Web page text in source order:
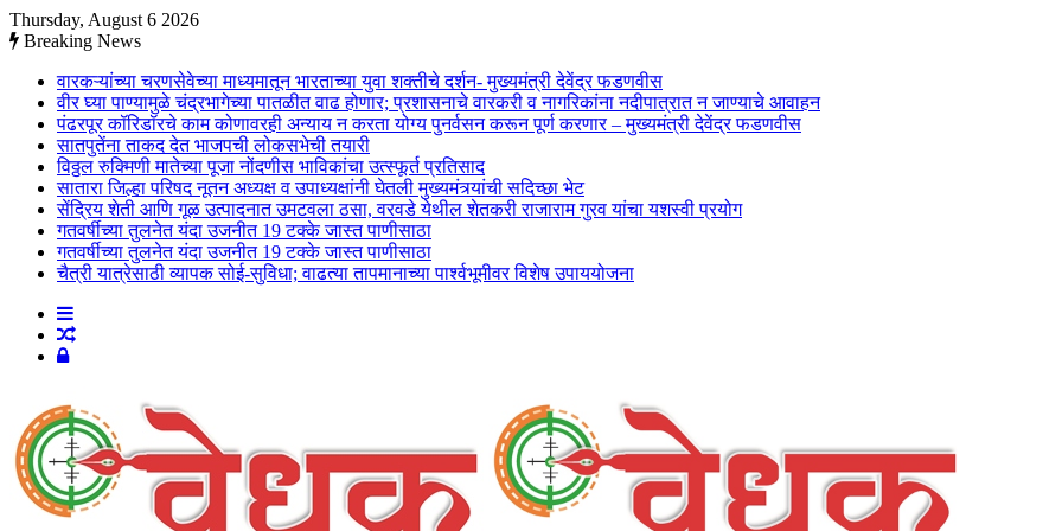
Thursday, August 6 2026
Breaking News
वारकऱ्यांच्या चरणसेवेच्या माध्यमातून भारताच्या युवा शक्तीचे दर्शन- मुख्यमंत्री देवेंद्र फडणवीस
वीर घ्या पाण्यामुळे चंद्रभागेच्या पातळीत वाढ होणार; प्रशासनाचे वारकरी व नागरिकांना नदीपात्रात न जाण्याचे आवाहन
पंढरपूर कॉरिडॉरचे काम कोणावरही अन्याय न करता योग्य पुनर्वसन करून पूर्ण करणार – मुख्यमंत्री देवेंद्र फडणवीस
सातपुतेंना ताकद देत भाजपची लोकसभेची तयारी
विठ्ठल रुक्मिणी मातेच्या पूजा नोंदणीस भाविकांचा उत्स्फूर्त प्रतिसाद
सातारा जिल्हा परिषद नूतन अध्यक्ष व उपाध्यक्षांनी घेतली मुख्यमंत्र्यांची सदिच्छा भेट
सेंद्रिय शेती आणि गूळ उत्पादनात उमटवला ठसा, वरवडे येथील शेतकरी राजाराम गुरव यांचा यशस्वी प्रयोग
गतवर्षीच्या तुलनेत यंदा उजनीत 19 टक्के जास्त पाणीसाठा
गतवर्षीच्या तुलनेत यंदा उजनीत 19 टक्के जास्त पाणीसाठा
चैत्री यात्रेसाठी व्यापक सोई-सुविधा; वाढत्या तापमानाच्या पार्श्वभूमीवर विशेष उपाययोजना
Sidebar
Random
Log